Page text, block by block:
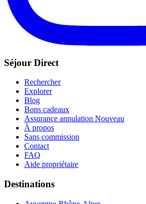
Séjour Direct
Rechercher
Explorer
Blog
Bons cadeaux
Assurance annulation Nouveau
À propos
Sans commission
Contact
FAQ
Aide propriétaire
Destinations